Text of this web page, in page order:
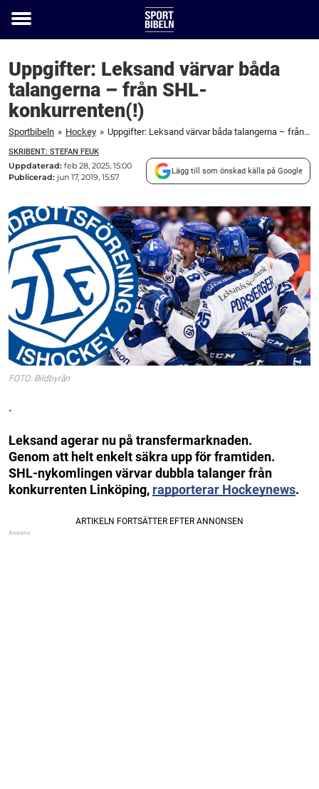
Toggle
Uppgifter: Leksand värvar båda
talangerna – från SHL-
konkurrenten(!)
Sportbibeln » Hockey » Uppgifter: Leksand värvar båda talangerna – från SHL-konkurrenten(!)
SKRIBENT: STEFAN FEUK
Uppdaterad: feb 28, 2025, 15:00
Publicerad: jun 17, 2019, 15:57
Lägg till som önskad källa på Google
FOTO: Bildbyrån
.
Leksand agerar nu på transfermarknaden.
Genom att helt enkelt säkra upp för framtiden.
SHL-nykomlingen värvar dubbla talanger från
konkurrenten Linköping, rapporterar Hockeynews.